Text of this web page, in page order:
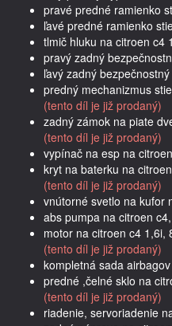
pravé predné ramienko
ľavé predné ramienko
tlmič hluku na citroen c4
pravý zadný
ľavý zadný
predný mechanizmus
(tento díl je již prodaný)
zadný zámok na piate
(tento díl je již prodaný)
vypínač na esp na
kryt na baterku na
(tento díl je již prodaný)
vnútorné svetlo na kufor
abs pumpa na citroen
motor na citroen c4 1,6i,
(tento díl je již prodaný)
kompletná sada
predné ,čelné sklo na
(tento díl je již prodaný)
riadenie, servoriadenie